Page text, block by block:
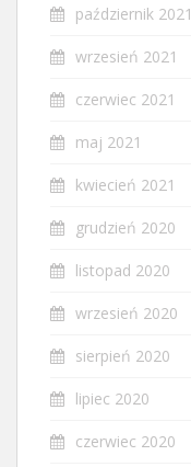
październik 2021
wrzesień 2021
czerwiec 2021
maj 2021
kwiecień 2021
grudzień 2020
listopad 2020
wrzesień 2020
sierpień 2020
lipiec 2020
czerwiec 2020